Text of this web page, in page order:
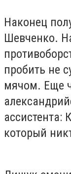
Наконец
Шевченко.
пробить не
мячом. Еще
ассистента:
который